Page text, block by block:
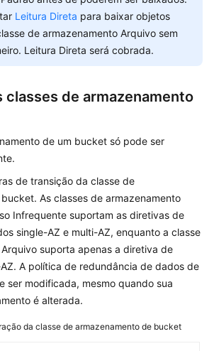
Leitura Direta para baixar objetos
de armazenamento Arquivo sem
Leitura Direta será cobrada.
classes de armazenamento
de um bucket só pode ser
de transição da classe de
As classes de armazenamento
Infrequente suportam as diretivas de
single-AZ e multi-AZ, enquanto a classe
suporta apenas a diretiva de
A política de redundância de dados de
ser modificada, mesmo quando sua
é alterada.
da classe de armazenamento de bucket